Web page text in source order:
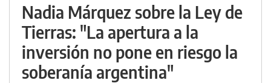
Nadia Márquez sobre la Ley de
Tierras: "La apertura a la
inversión no pone en riesgo la
soberanía argentina"